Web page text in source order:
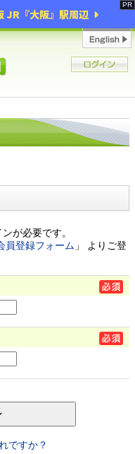
JR『大阪』駅周辺
が必要です。
員登録フォーム 」 よりご登
ですか？